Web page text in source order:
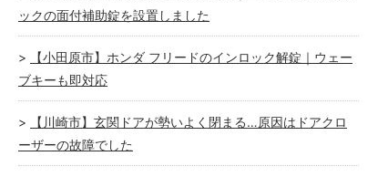
ックの面付補助錠を設置しました
【小田原市】ホンダ フリードのインロック解錠｜ウェー
ブキーも即対応
【川崎市】玄関ドアが勢いよく閉まる…原因はドアクロ
ーザーの故障でした